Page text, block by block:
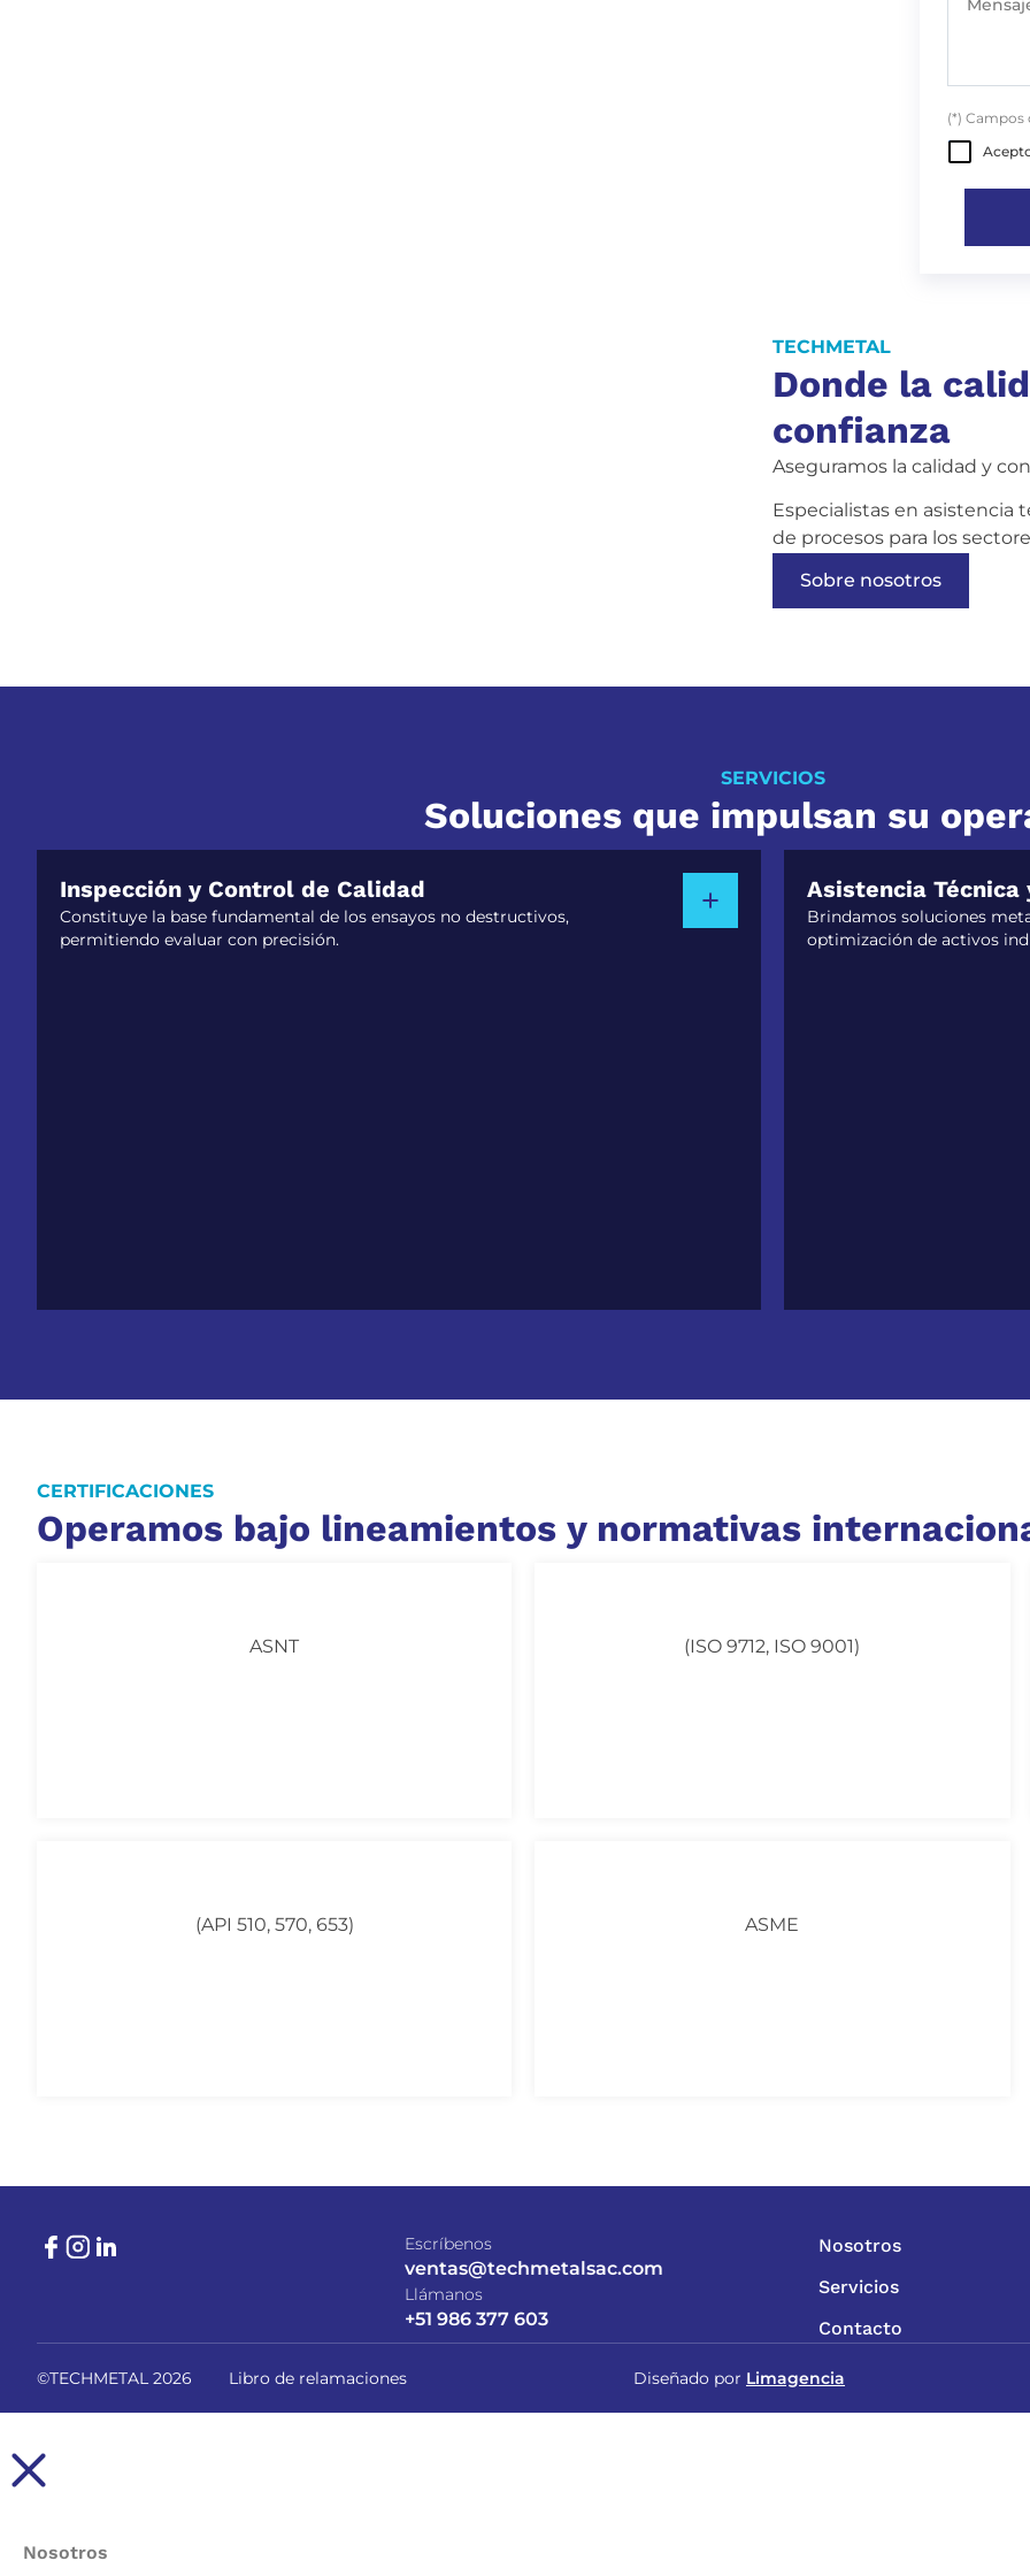
(*)
TECHMETAL
Donde la
confianza
Aseguramos la calidad y
Especialistas en asistencia
de procesos para los
Sobre nosotros
SERVICIOS
Soluciones que impulsan su
Inspección y Control de Calidad
Constituye la base fundamental de los ensayos no destructivos,
permitiendo evaluar con precisión.
Asistencia
Brindamos soluciones
optimización de activos
CERTIFICACIONES
Operamos bajo lineamientos y normativas
ASNT (ISO 9712, ISO 9001)
(API 510, 570, 653) ASME
Escríbenos
ventas@techmetalsac.com
Llámanos
+51 986 377 603
Nosotros
Servicios
Contacto
©TECHMETAL 2026 Libro de relamaciones Diseñado por Limagencia
Nosotros